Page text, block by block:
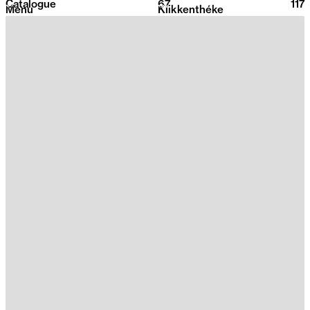
2026
Klikkenthéke
Menu
Catalogue 67 117